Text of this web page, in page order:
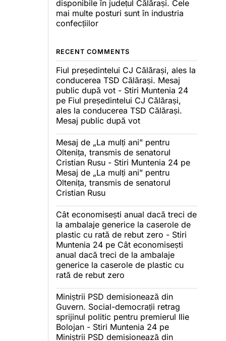
disponibile în județul Călărași. Cele
mai multe posturi sunt în industria
confecțiilor
RECENT COMMENTS
Fiul președintelui CJ Călărași, ales la
conducerea TSD Călărași. Mesaj
public după vot - Stiri Muntenia 24
pe Fiul președintelui CJ Călărași,
ales la conducerea TSD Călărași.
Mesaj public după vot
Mesaj de „La mulți ani” pentru
Oltenița, transmis de senatorul
Cristian Rusu - Stiri Muntenia 24 pe
Mesaj de „La mulți ani” pentru
Oltenița, transmis de senatorul
Cristian Rusu
Cât economisești anual dacă treci de
la ambalaje generice la caserole de
plastic cu rată de rebut zero - Stiri
Muntenia 24 pe Cât economisești
anual dacă treci de la ambalaje
generice la caserole de plastic cu
rată de rebut zero
Miniștrii PSD demisionează din
Guvern. Social-democrații retrag
sprijinul politic pentru premierul Ilie
Bolojan - Stiri Muntenia 24 pe
Miniștrii PSD demisionează din